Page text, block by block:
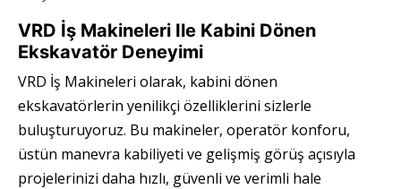
VRD İş Makineleri Ile Kabini Dönen
Ekskavatör Deneyimi
VRD İş Makineleri olarak, kabini dönen
ekskavatörlerin yenilikçi özelliklerini sizlerle
buluşturuyoruz. Bu makineler, operatör konforu,
üstün manevra kabiliyeti ve gelişmiş görüş açısıyla
projelerinizi daha hızlı, güvenli ve verimli hale